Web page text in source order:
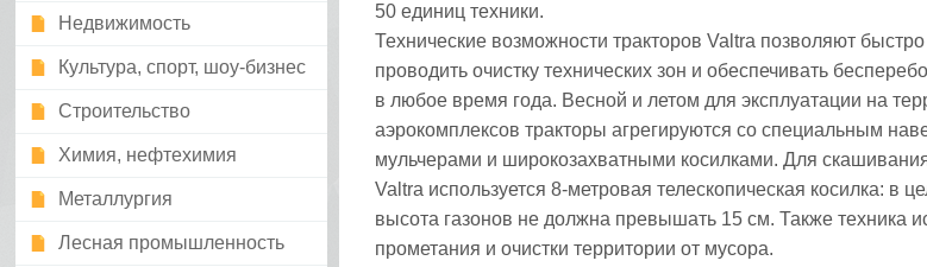
Недвижимость
Культура, спорт, шоу-бизнес
Строительство
Химия, нефтехимия
Металлургия
Лесная промышленность
50 единиц техники.
Технические возможности тракторов Valtra позволяют
проводить очистку технических зон и обеспечивать
в любое время года. Весной и летом для эксплуатации на
аэрокомплексов тракторы агрегируются со специальным
мульчерами и широкозахватными косилками. Для
Valtra используется 8-метровая телескопическая косилка: в
высота газонов не должна превышать 15 см. Также техника
прометания и очистки территории от мусора.